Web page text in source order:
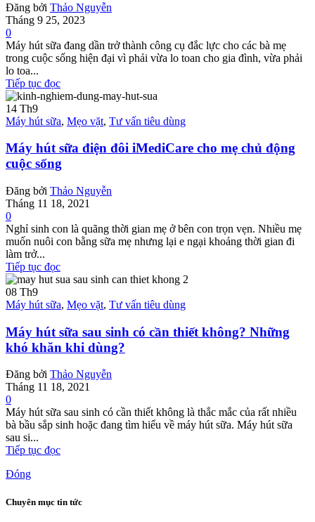
Đăng bởi Thảo Nguyễn
Tháng 9 25, 2023
0
Máy hút sữa đang dần trở thành công cụ đắc lực cho các bà mẹ
trong cuộc sống hiện đại vì phải vừa lo toan cho gia đình, vừa phải
lo toa...
Tiếp tục đọc
14 Th9
Máy hút sữa, Mẹo vặt, Tư vấn tiêu dùng
Máy hút sữa điện đôi iMediCare cho mẹ chủ động
cuộc sống
Đăng bởi Thảo Nguyễn
Tháng 11 18, 2021
0
Nghỉ sinh con là quãng thời gian mẹ ở bên con trọn vẹn. Nhiều mẹ
muốn nuôi con bằng sữa mẹ nhưng lại e ngại khoảng thời gian đi
làm trở...
Tiếp tục đọc
08 Th9
Máy hút sữa, Mẹo vặt, Tư vấn tiêu dùng
Máy hút sữa sau sinh có cần thiết không? Những
khó khăn khi dùng?
Đăng bởi Thảo Nguyễn
Tháng 11 18, 2021
0
Máy hút sữa sau sinh có cần thiết không là thắc mắc của rất nhiều
bà bầu sắp sinh hoặc đang tìm hiểu về máy hút sữa. Máy hút sữa
sau si...
Tiếp tục đọc
Đóng
Chuyên mục tin tức